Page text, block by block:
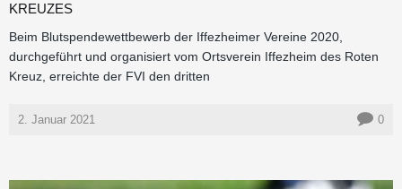
KREUZES
Beim Blutspendewettbewerb der Iffezheimer Vereine 2020,
durchgeführt und organisiert vom Ortsverein Iffezheim des Roten
Kreuz, erreichte der FVI den dritten
2. Januar 2021 0